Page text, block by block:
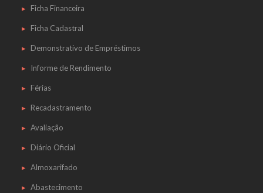
Ficha Financeira
Ficha Cadastral
Demonstrativo de Empréstimos
Informe de Rendimento
Férias
Recadastramento
Avaliação
Diário Oficial
Almoxarifado
Abastecimento